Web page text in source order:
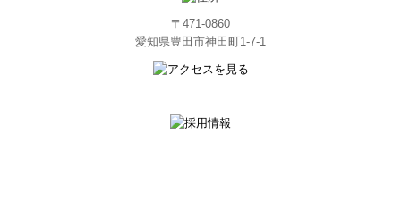
〒471-0860
愛知県豊田市神田町1-7-1